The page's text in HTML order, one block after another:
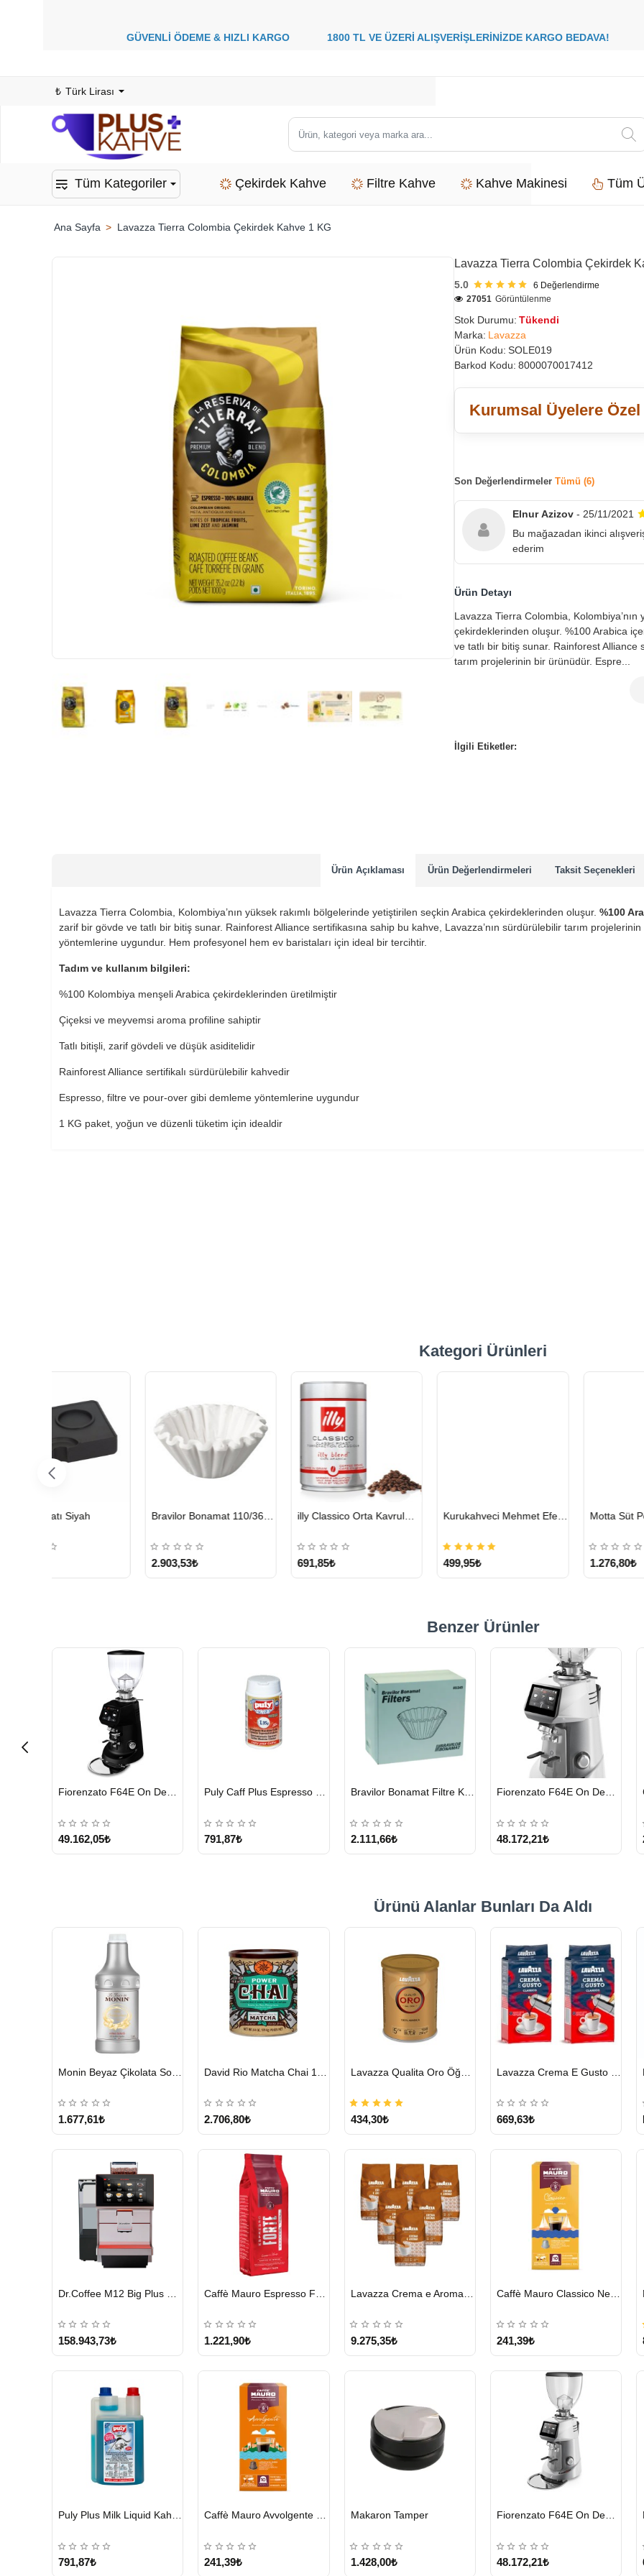
GÜVENLİ ÖDEME & HIZLI KARGO 1800 TL VE ÜZERİ ALIŞVERİŞLERİNİZDE KARGO
₺ Türk Lirası
Ürün,
kategori
marka
Tüm Kategoriler Çekirdek Kahve Filtre Kahve Kahve Makinesi Tüm
Lavazza Tierra Colombia Çekirdek Kahve 1 KG
Lavazza Tierra Colombia Çekirdek
5.0 6 Değerlendirme
Stok Durumu: Tükendi
Marka: Lavazza
Ürün Kodu: SOLE019
Barkod Kodu: 8000070017412
27051 Görüntülenme
Kurumsal Üyelere Özel
Son Değerlendirmeler Tümü (6)
Elnur Azizov - 25/11/2021
Bu mağazadan ikinci
ederim
Ürün Detayı
Lavazza Tierra Colombia,
çekirdeklerinden oluşur. %100 Arabica
ve tatlı bir bitiş sunar. Rainforest Alliance
tarım projelerinin bir ürünüdür. Espre...
İlgili Etiketler:
Ürün Açıklaması Ürün Değerlendirmeleri Taksit Seçenekleri
Lavazza Tierra Colombia, Kolombiya’nın yüksek rakımlı bölgelerinde yetiştirilen seçkin Arabica çekirdeklerinden oluşur. %100
zarif bir gövde ve tatlı bir bitiş sunar. Rainforest Alliance sertifikasına sahip bu kahve, Lavazza’nın sürdürülebilir tarım
yöntemlerine uygundur. Hem profesyonel hem ev baristaları için ideal bir tercihtir.
Tadım ve kullanım bilgileri:
%100 Kolombiya menşeli Arabica çekirdeklerinden üretilmiştir
Çiçeksi ve meyvemsi aroma profiline sahiptir
Tatlı bitişli, zarif gövdeli ve düşük asiditelidir
Rainforest Alliance sertifikalı sürdürülebilir kahvedir
Espresso, filtre ve pour-over gibi demleme yöntemlerine uygundur
1 KG paket, yoğun ve düzenli tüketim için idealdir
Kategori Ürünleri
GÖNDERİ
illy Classico Orta Kavrulmuş Çekirdek Kahve 250 G
GÖNDERİ
Kurukahveci Mehmet Efendi Türk Kahvesi 500 G
GÖNDERİ
Motta Süt Potu Tulip Mavi 500 ml
GÖNDERİ
Lavazza Crema E Gusto Filtre Kahve 250 G X 4
Benzer Ürünler
GÖNDERİ
Fiorenzato F64E On Demand Kahve Değirmeni, Siyah
49.162,05₺
HIZLI
GÖNDERİ
Puly Caff Plus Espresso Makinesi Temizleyici Tablet 100 x 1.35 G
791,87₺
HIZLI
GÖNDERİ
Bravilor Bonamat Filtre Kağıdı 85/245 MM 1000 Adet
2.111,66₺
GÖNDERİ
Fiorenzato F64E On Demand Kahve Değirmeni – Gri
48.172,21₺
Ürünü Alanlar Bunları Da Aldı
GÖNDERİ
1.677,61₺
GÖNDERİ
2.706,80₺
GÖNDERİ
434,30₺
GÖNDERİ
669,63₺
GÖNDERİ
158.943,73₺
GÖNDERİ
1.221,90₺
GÖNDERİ
9.275,35₺
GÖNDERİ
Caffè Mauro Classico Nespresso Kapsül
241,39₺
HIZLI
GÖNDERİ
Puly Plus Milk Liquid Kahve Makinesi Sıvı Temizleyici 1000 ml
791,87₺
HIZLI
GÖNDERİ
Caffè Mauro Avvolgente Nespresso Kapsül
241,39₺
HIZLI
GÖNDERİ
Makaron Tamper
1.428,00₺
GÖNDERİ
Fiorenzato F64E On Demand Kahve Değirmeni – Gri
48.172,21₺